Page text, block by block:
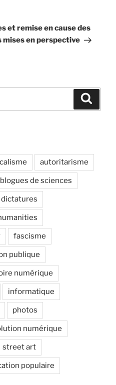
et remise en cause des
mises en perspective
autoritarisme
blogues de sciences
dictatures
fascisme
publique
numérique
informatique
photos
numérique
street art
populaire